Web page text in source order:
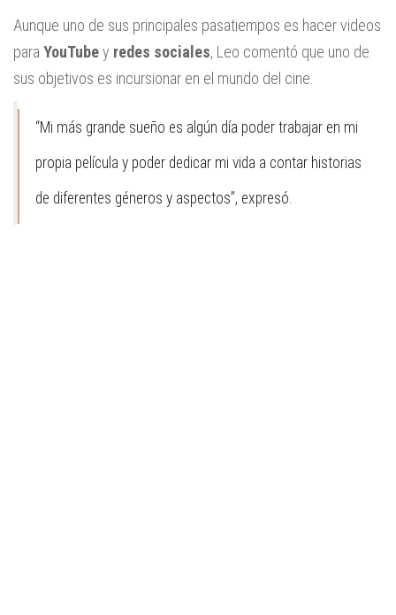
Aunque uno de sus principales pasatiempos es hacer videos
para YouTubey redes sociales, Leo comentó que uno de
sus objetivos es incursionar en el mundo del cine.
“Mi más grande sueño es algún día poder trabajar en mi
propia película y poder dedicar mi vida a contar historias
de diferentes géneros y aspectos”, expresó.